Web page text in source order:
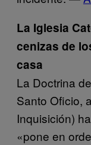
La Iglesia
cenizas de
casa
La Doctrina
Santo Oficio,
Inquisición)
«pone en